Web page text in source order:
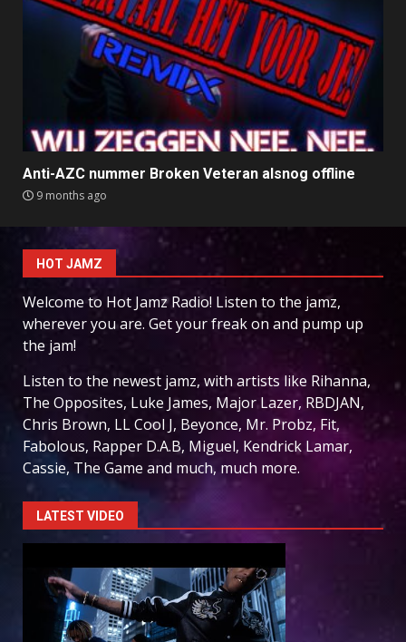
Anti-AZC nummer Broken Veteran alsnog offline
9 months ago
HOT JAMZ
Welcome to Hot Jamz Radio! Listen to the jamz,
wherever you are. Get your freak on and pump up
the jam!
Listen to the newest jamz, with artists like Rihanna,
The Opposites, Luke James, Major Lazer, RBDJAN,
Chris Brown, LL Cool J, Beyonce, Mr. Probz, Fit,
Fabolous, Rapper D.A.B, Miguel, Kendrick Lamar,
Cassie, The Game and much, much more.
LATEST VIDEO